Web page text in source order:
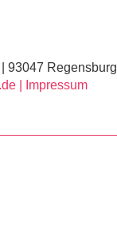
93047 Regensburg
| Impressum